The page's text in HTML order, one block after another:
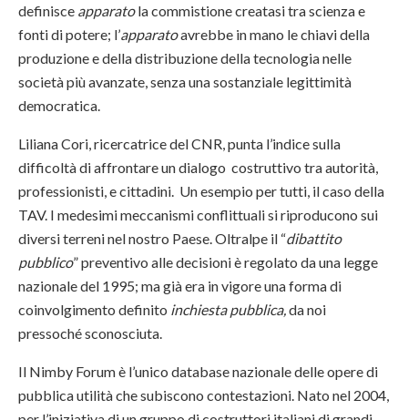
definisce apparatola commistione creatasi tra scienza e
fonti di potere; l’apparatoavrebbe in mano le chiavi della
produzione e della distribuzione della tecnologia nelle
società più avanzate, senza una sostanziale legittimità
democratica.
Liliana Cori, ricercatrice del CNR, punta l’indice sulla
difficoltà di affrontare un dialogo costruttivo tra autorità,
professionisti, e cittadini. Un esempio per tutti, il caso della
TAV. I medesimi meccanismi conflittuali si riproducono sui
diversi terreni nel nostro Paese. Oltralpe il “dibattito
pubblico” preventivo alle decisioni è regolato da una legge
nazionale del 1995; ma già era in vigore una forma di
coinvolgimento definito inchiesta pubblica, da noi
pressoché sconosciuta.
Il Nimby Forum è l’unico database nazionale delle opere di
pubblica utilità che subiscono contestazioni. Nato nel 2004,